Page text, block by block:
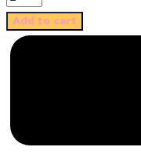
Add to cart